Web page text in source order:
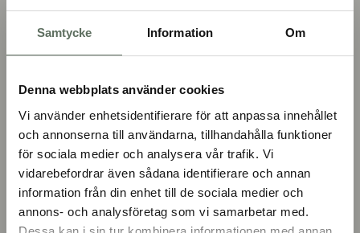
Samtycke Information Om
Denna webbplats använder cookies
Vi använder enhetsidentifierare för att anpassa innehållet
och annonserna till användarna, tillhandahålla funktioner
för sociala medier och analysera vår trafik. Vi
vidarebefordrar även sådana identifierare och annan
information från din enhet till de sociala medier och
annons- och analysföretag som vi samarbetar med.
form.find('.gPreorderBtnClone').remove();
form.find('.gPreorderBtn').remove('gPreorderHidden')
}) window.addEventListener('load', function(){
app.appSetInterval(function(){
app.initCollectionPreorderPrice() }, 1000, 6) }) },
showDiscountPrice: function(form, profile){ const
{fullPayment, partialPayment} =
profile.discountPayment; if((fullPayment.enable
&& fullPayment.discountValue != '0') ||
(partialPayment.enable)){